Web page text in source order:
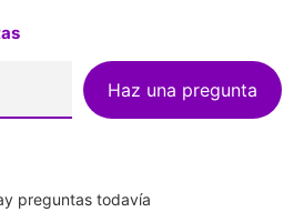
Haz una pregunta
preguntas todavía